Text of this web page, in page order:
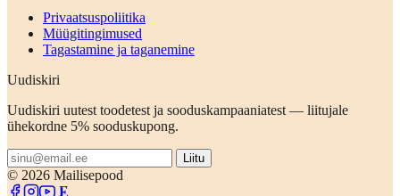
Privaatsuspoliitika
Müügitingimused
Tagastamine ja taganemine
Uudiskiri
Uudiskiri uutest toodetest ja sooduskampaaniatest — liitujale
ühekordne 5% sooduskupong.
Liitu
© 2026 Mailisepood